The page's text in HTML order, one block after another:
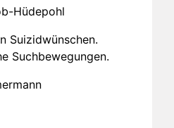
Hüdepohl
Suizidwünschen.
Suchbewegungen.